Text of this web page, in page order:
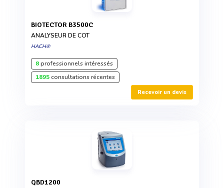
BIOTECTOR B3500C
ANALYSEUR DE COT
HACH®
8professionnels intéressés
1895consultations récentes
Recevoir un devis
QBD1200